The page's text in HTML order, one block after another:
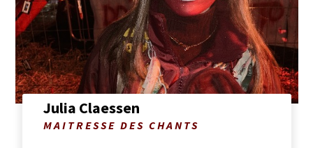
Julia
Claessen
PhotoJulia Claessen
MAITRESSE DES CHANTS